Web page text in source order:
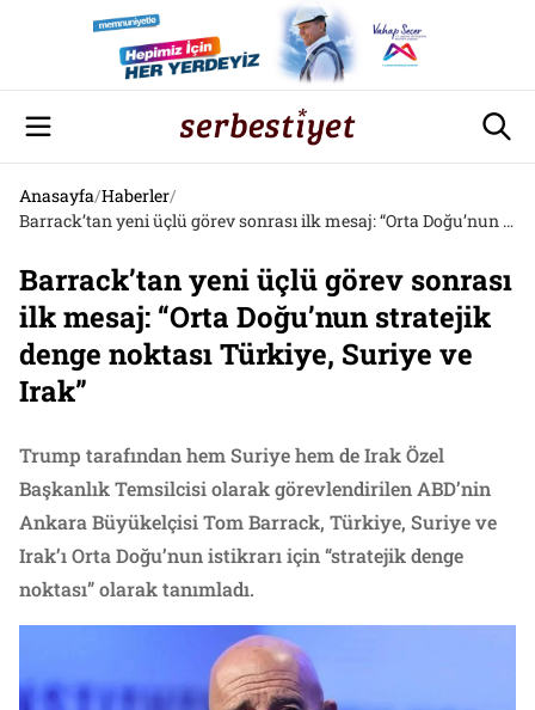
Anasayfa/Haberler/
Barrack’tan yeni üçlü görev sonrası ilk mesaj: “Orta Doğu’nun stratejik denge noktası Türkiye, Suriye ve Irak”
Barrack’tan yeni üçlü görev sonrası
ilk mesaj: “Orta Doğu’nun stratejik
denge noktası Türkiye, Suriye ve
Irak”
Trump tarafından hem Suriye hem de Irak Özel
Başkanlık Temsilcisi olarak görevlendirilen ABD’nin
Ankara Büyükelçisi Tom Barrack, Türkiye, Suriye ve
Irak’ı Orta Doğu’nun istikrarı için “stratejik denge
noktası” olarak tanımladı.